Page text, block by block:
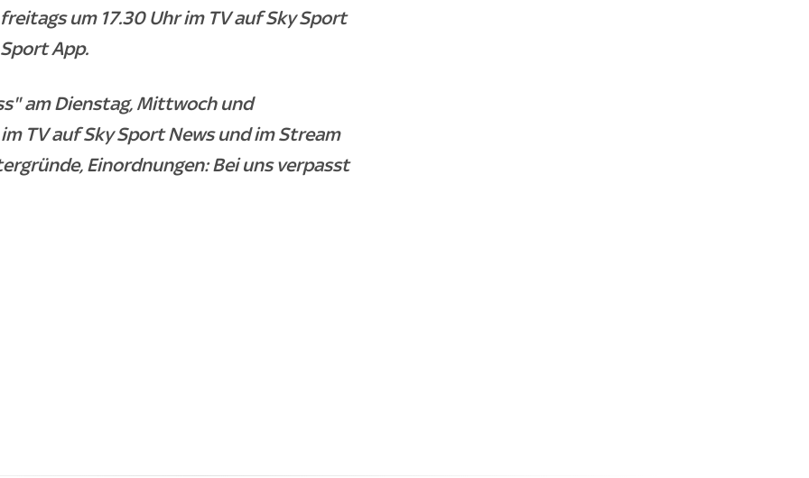
um 17.30 Uhr im TV auf Sky Sport
App.
am Dienstag, Mittwoch und
TV auf Sky Sport News und im Stream
Einordnungen: Bei uns verpasst